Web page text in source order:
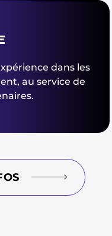
dans les
au service de